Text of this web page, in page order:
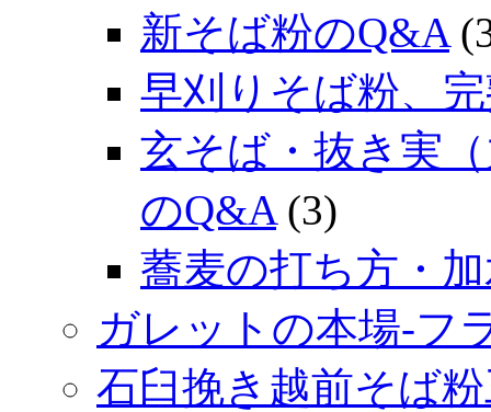
新そば粉のQ&A
早刈りそば粉、
玄そば・抜き実
のQ&A (3)
蕎麦の打ち方・
ガレットの本場‐フ
石臼挽き越前そば